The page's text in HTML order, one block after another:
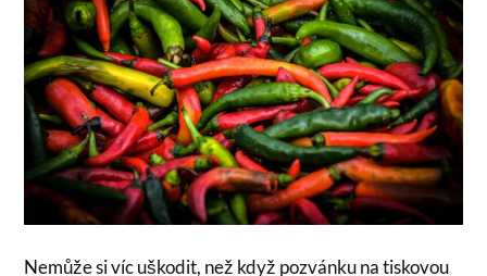
Nemůže si víc uškodit, než když pozvánku na tiskovou